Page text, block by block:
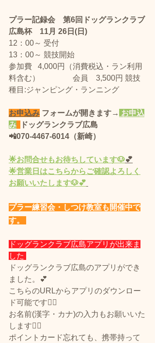
プラー記録会　第6回ドッグランクラブ
広島杯　11月 26日(日)
12：00～ 受付
13：00～ 競技開始
​参加費   4,000円（消費税込・ラン利用
料含む） 　　　　会員　3,500円 競技
種目:ジャンピング・ランニング
お申込み フォームが開きます→ お申込
み
ドッグランクラブ広島
📲070-4467-6014（新崎）
🌟お問合せもお待ちしています🐶💕
🌟営業 日 はこちらからご確認よろしく
お願いいたします🐶💕
プラー練習会・しつけ教室も開催中で
す。
ドッグランクラブ広島アプリが出来ま
した
ドッグランクラブ広島のアプリができ
ました。💕
こちらのURLからアプリのダウンロー
ド可能です🙆‍♀️
お名前(漢字・カナ)の入力もお願いいた
します🙇‍♀️
ポイントカード忘れても、携帯持って